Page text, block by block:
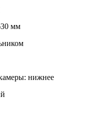
мм
нижнее